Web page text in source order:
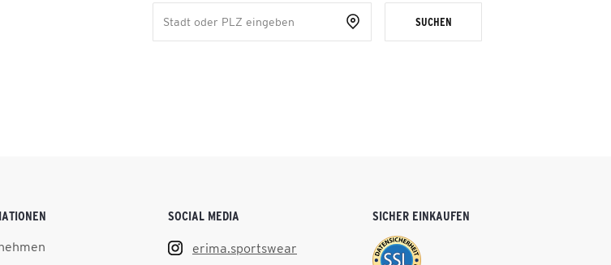
SUCHEN
SOCIAL MEDIA
erima.sportswear
SICHER EINKAUFEN